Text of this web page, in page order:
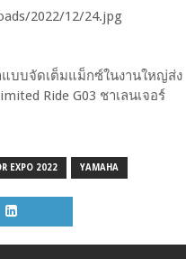
แบบจัดเต็มแม็กซ์ในงานใหญ่ส่ง
Ride G03 ชาเลนเจอร์
EXPO 2022 YAMAHA